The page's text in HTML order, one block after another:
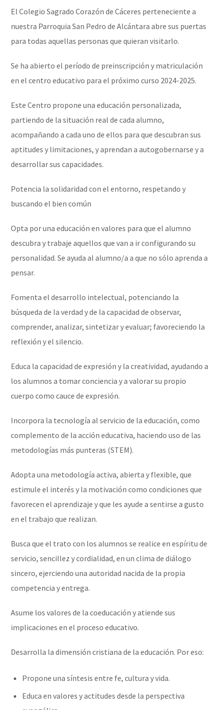
El Colegio Sagrado Corazón de Cáceres perteneciente a
nuestra Parroquia San Pedro de Alcántara abre sus puertas
para todas aquellas personas que quieran visitarlo.
Se ha abierto el período de preinscripción y matriculación
en el centro educativo para el próximo curso 2024-2025.
Este Centro propone una educación personalizada,
partiendo de la situación real de cada alumno,
acompañando a cada uno de ellos para que descubran sus
aptitudes y limitaciones, y aprendan a autogobernarse y a
desarrollar sus capacidades.
Potencia la solidaridad con el entorno, respetando y
buscando el bien común
Opta por una educación en valores para que el alumno
descubra y trabaje aquellos que van a ir configurando su
personalidad. Se ayuda al alumno/a a que no sólo aprenda a
pensar.
Fomenta el desarrollo intelectual, potenciando la
búsqueda de la verdad y de la capacidad de observar,
comprender, analizar, sintetizar y evaluar; favoreciendo la
reflexión y el silencio.
Educa la capacidad de expresión y la creatividad, ayudando a
los alumnos a tomar conciencia y a valorar su propio
cuerpo como cauce de expresión.
Incorpora la tecnología al servicio de la educación, como
complemento de la acción educativa, haciendo uso de las
metodologías más punteras (STEM).
Adopta una metodología activa, abierta y flexible, que
estimule el interés y la motivación como condiciones que
favorecen el aprendizaje y que les ayude a sentirse a gusto
en el trabajo que realizan.
Busca que el trato con los alumnos se realice en espíritu de
servicio, sencillez y cordialidad, en un clima de diálogo
sincero, ejerciendo una autoridad nacida de la propia
competencia y entrega.
Asume los valores de la coeducación y atiende sus
implicaciones en el proceso educativo.
Desarrolla la dimensión cristiana de la educación. Por eso:
Propone una síntesis entre fe, cultura y vida.
Educa en valores y actitudes desde la perspectiva